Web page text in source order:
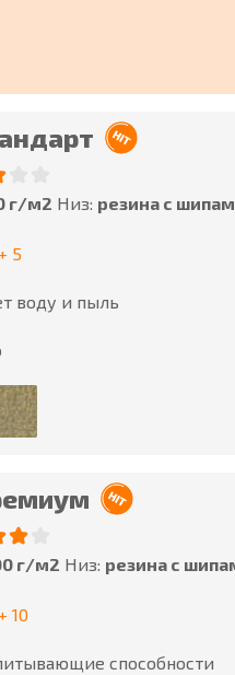
г/м2 Низ: резина с
5
воду и пыль
г/м2 Низ: резина с
10
способности